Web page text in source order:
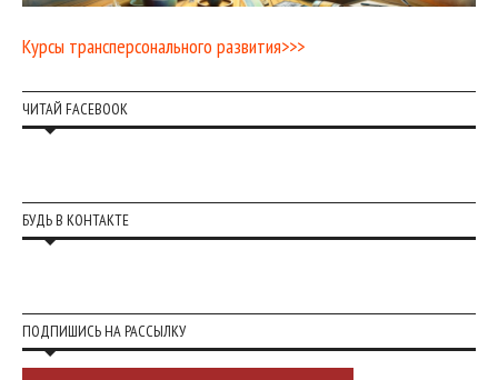
Курсы трансперсонального развития>>>
ЧИТАЙ FACEBOOK
БУДЬ В КОНТАКТЕ
ПОДПИШИСЬ НА РАССЫЛКУ